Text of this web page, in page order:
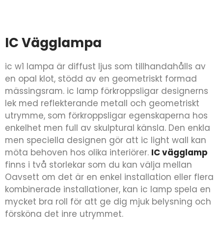
IC Vägglampa
ic w1 lampa är diffust ljus som tillhandahålls av
en opal klot, stödd av en geometriskt formad
mässingsram. ic lamp förkroppsligar designerns
lek med reflekterande metall och geometriskt
utrymme, som förkroppsligar egenskaperna hos
enkelhet men full av skulptural känsla. Den enkla
men speciella designen gör att ic light wall kan
möta behoven hos olika interiörer. IC vägglamp
finns i två storlekar som du kan välja mellan
Oavsett om det är en enkel installation eller flera
kombinerade installationer, kan ic lamp spela en
mycket bra roll för att ge dig mjuk belysning och
försköna det inre utrymmet.